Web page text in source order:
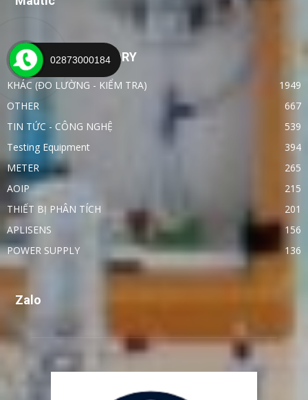
POPULAR CATEGORY
KHÁC (ĐO LƯỜNG - KIỂM TRA)
1949
OTHER
667
TIN TỨC - CÔNG NGHỆ
539
Testing Equipment
394
METER
265
AOIP
215
THIẾT BỊ PHÂN TÍCH
201
APLISENS
156
POWER SUPPLY
136
Zalo
02873000184